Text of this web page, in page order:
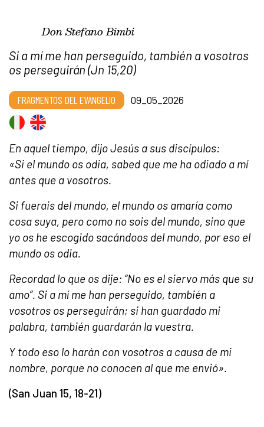
Don Stefano Bimbi
Si a mí me han perseguido, también a vosotros
os perseguirán (Jn 15,20)
FRAGMENTOS DEL EVANGELIO 09_05_2026
En aquel tiempo, dijo Jesús a sus discípulos:
«Si el mundo os odia, sabed que me ha odiado a mí
antes que a vosotros.
Si fuerais del mundo, el mundo os amaría como
cosa suya, pero como no sois del mundo, sino que
yo os he escogido sacándoos del mundo, por eso el
mundo os odia.
Recordad lo que os dije: “No es el siervo más que su
amo”. Si a mí me han perseguido, también a
vosotros os perseguirán; si han guardado mi
palabra, también guardarán la vuestra.
Y todo eso lo harán con vosotros a causa de mi
nombre, porque no conocen al que me envió».
(San Juan 15, 18-21)